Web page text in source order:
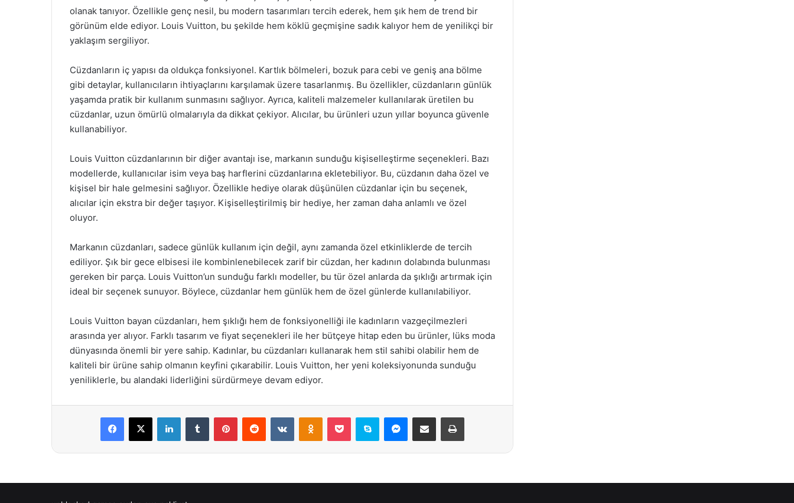
olanak tanıyor. Özellikle genç nesil, bu modern tasarımları tercih ederek, hem şık hem de trend bir
görünüm elde ediyor. Louis Vuitton, bu şekilde hem köklü geçmişine sadık kalıyor hem de yenilikçi bir
yaklaşım sergiliyor.
Cüzdanların iç yapısı da oldukça fonksiyonel. Kartlık bölmeleri, bozuk para cebi ve geniş ana bölme
gibi detaylar, kullanıcıların ihtiyaçlarını karşılamak üzere tasarlanmış. Bu özellikler, cüzdanların günlük
yaşamda pratik bir kullanım sunmasını sağlıyor. Ayrıca, kaliteli malzemeler kullanılarak üretilen bu
cüzdanlar, uzun ömürlü olmalarıyla da dikkat çekiyor. Alıcılar, bu ürünleri uzun yıllar boyunca güvenle
kullanabiliyor.
Louis Vuitton cüzdanlarının bir diğer avantajı ise, markanın sunduğu kişiselleştirme seçenekleri. Bazı
modellerde, kullanıcılar isim veya baş harflerini cüzdanlarına ekletebiliyor. Bu, cüzdanın daha özel ve
kişisel bir hale gelmesini sağlıyor. Özellikle hediye olarak düşünülen cüzdanlar için bu seçenek,
alıcılar için ekstra bir değer taşıyor. Kişiselleştirilmiş bir hediye, her zaman daha anlamlı ve özel
oluyor.
Markanın cüzdanları, sadece günlük kullanım için değil, aynı zamanda özel etkinliklerde de tercih
ediliyor. Şık bir gece elbisesi ile kombinlenebilecek zarif bir cüzdan, her kadının dolabında bulunması
gereken bir parça. Louis Vuitton’un sunduğu farklı modeller, bu tür özel anlarda da şıklığı artırmak için
ideal bir seçenek sunuyor. Böylece, cüzdanlar hem günlük hem de özel günlerde kullanılabiliyor.
Louis Vuitton bayan cüzdanları, hem şıklığı hem de fonksiyonelliği ile kadınların vazgeçilmezleri
arasında yer alıyor. Farklı tasarım ve fiyat seçenekleri ile her bütçeye hitap eden bu ürünler, lüks moda
dünyasında önemli bir yere sahip. Kadınlar, bu cüzdanları kullanarak hem stil sahibi olabilir hem de
kaliteli bir ürüne sahip olmanın keyfini çıkarabilir. Louis Vuitton, her yeni koleksiyonunda sunduğu
yeniliklerle, bu alandaki liderliğini sürdürmeye devam ediyor.
Facebook
X LinkedInTumblr PinterestReddit VKontakteOdnoklassniki
Pocket Skype Messenger
E-Posta ile paylaş Yazdır